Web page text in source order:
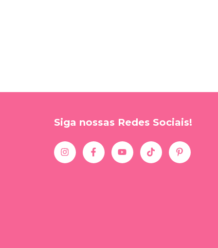
Siga nossas Redes Sociais!